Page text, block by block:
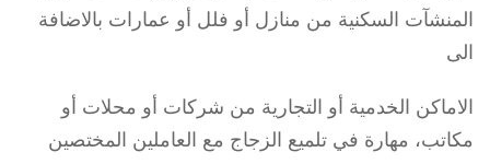
المنشآت السكنية من منازل أو فلل أو عمارات بالاضافة
الى
الاماكن الخدمية أو التجارية من شركات أو محلات أو
مكاتب، مهارة في تلميع الزجاج مع العاملين المختصين